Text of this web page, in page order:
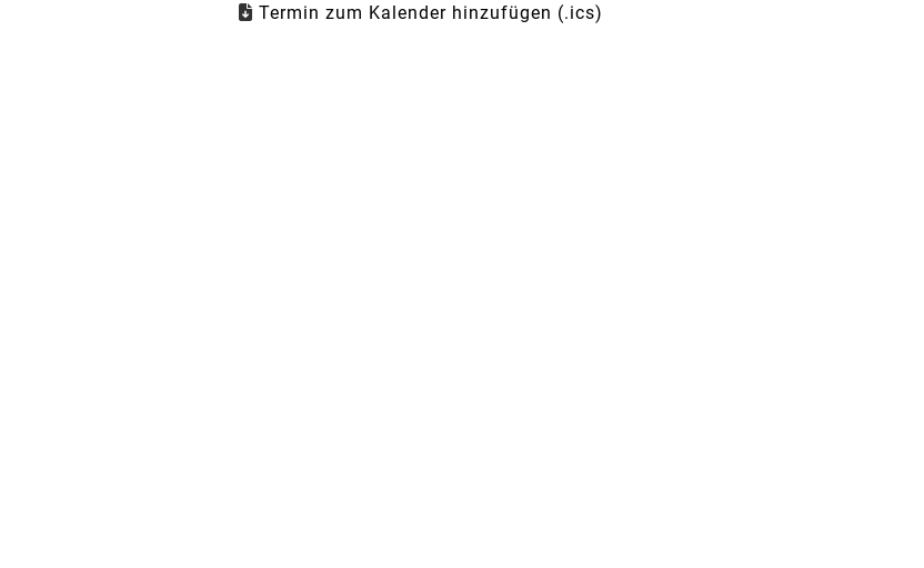
Termin zum Kalender hinzufügen (.ics)